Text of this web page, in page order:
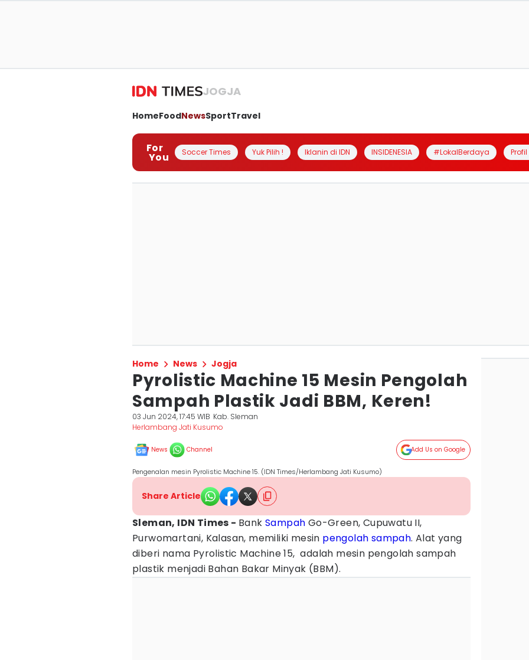
JOGJA
HomeFoodNewsSportTravel
For
You Soccer Times Yuk Pilih ! Iklanin di IDN INSIDENESIA #LokalBerdaya
Home News Jogja
Pyrolistic Machine 15 Mesin Pengolah
Sampah Plastik Jadi BBM, Keren!
03 Jun 2024, 17:45 WIB Kab. Sleman
Herlambang Jati Kusumo
News Channel Add Us on Google
Pengenalan mesin Pyrolistic Machine 15. (IDN Times/Herlambang Jati Kusumo)
Share Article
Sleman, IDN Times - Bank Sampah Go-Green, Cupuwatu II,
Purwomartani, Kalasan, memiliki mesin pengolah sampah. Alat yang
diberi nama Pyrolistic Machine 15, adalah mesin pengolah sampah
plastik menjadi Bahan Bakar Minyak (BBM).